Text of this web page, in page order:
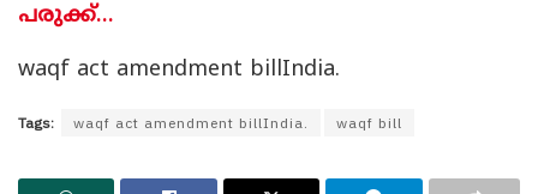
പരുക്ക്…
waqf act amendment billIndia.
Tags: waqf act amendment billIndia. waqf bill